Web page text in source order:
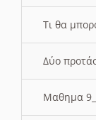
Τι θα
Δύο
Μαθημα